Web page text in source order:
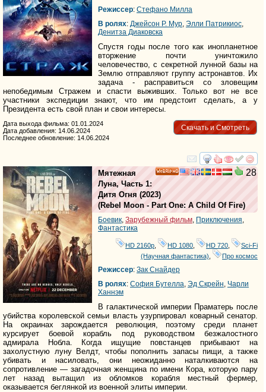
Режиссер: Стефано Милла
В ролях: Джейсон Р. Мур, Элли Патрикиос,
Денитза Диаковска
Спустя годы после того как инопланетное
вторжение почти уничтожило
человечество, с секретной лунной базы на
Землю отправляют группу астронавтов. Их
задача - расправиться со зловещим
непобедимым Стражем и спасти выживших. Только вот не все
участники экспедиции знают, что им предстоит сделать, а у
Президента есть свой план и свои интересы.
Скачать и Смотреть
Дата выхода фильма: 01.01.2024
Дата добавления: 14.06.2024
Последнее обновление: 14.06.2024
смотреть
28
Мятежная
Луна, Часть 1:
Дитя Огня (2023)
(Rebel Moon - Part One: A Child Of Fire)
Боевик, Зарубежный фильм, Приключения,
Фантастика
HD 2160р HD 1080 HD 720
Sci-Fi
(Научная фантастика)
Про космос
Режиссер: Зак Снайдер
В ролях: София Бутелла, Эд Скрейн, Чарли
Ханнэм
В галактической империи Праматерь после
убийства королевской семьи власть узурпировал коварный сенатор.
На окраинах зарождается революция, поэтому среди планет
курсирует боевой корабль под руководством безжалостного
адмирала Нобла. Когда ищущие повстанцев прибывают на
захолустную луну Велдт, чтобы пополнить запасы пищи, а также
убивать и насиловать, они неожиданно наталкиваются на
сопротивление — загадочная женщина по имени Кора, которую пару
лет назад вытащил из обломков корабля местный фермер,
оказывается беглянкой из военной элиты империи.